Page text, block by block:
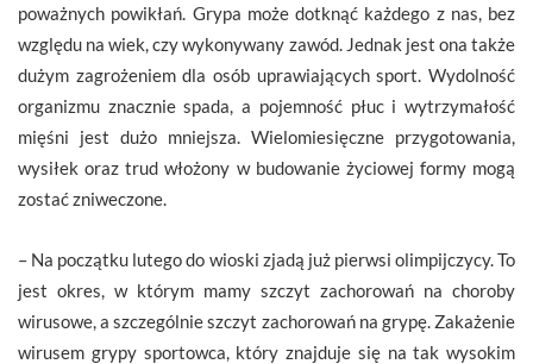
poważnych powikłań. Grypa może dotknąć każdego z nas, bez
względu na wiek, czy wykonywany zawód. Jednak jest ona także
dużym zagrożeniem dla osób uprawiających sport. Wydolność
organizmu znacznie spada, a pojemność płuc i wytrzymałość
mięśni jest dużo mniejsza. Wielomiesięczne przygotowania,
wysiłek oraz trud włożony w budowanie życiowej formy mogą
zostać zniweczone.
– Na początku lutego do wioski zjadą już pierwsi olimpijczycy. To
jest okres, w którym mamy szczyt zachorowań na choroby
wirusowe, a szczególnie szczyt zachorowań na grypę. Zakażenie
wirusem grypy sportowca, który znajduje się na tak wysokim